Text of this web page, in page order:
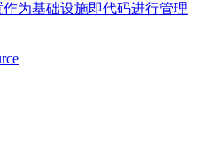
作为基础设施即代码进行管理